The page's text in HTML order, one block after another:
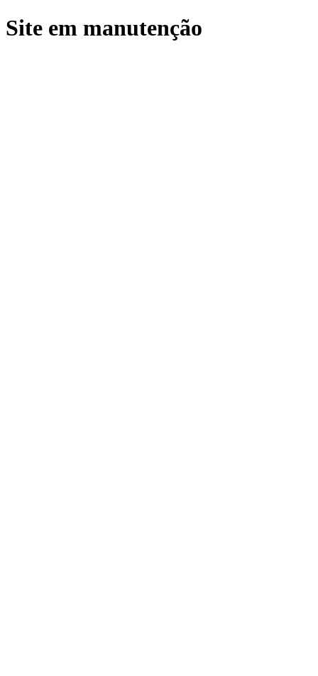
Site em manutenção